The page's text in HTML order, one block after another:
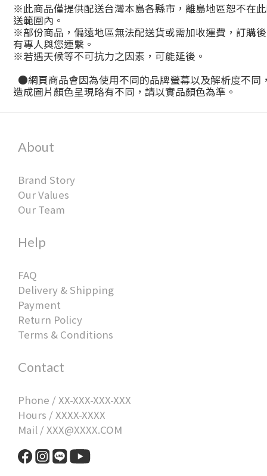
※此商品僅提供配送台灣本島各縣市，離島地區恕不在
送範圍內。
※部份商品，偏遠地區無法配送貨或需加收運費，訂購
有專人與您連繫。
※若遇天候等不可抗力之因素，可能延後。
●網頁商品會因為使用不同的品牌螢幕以及解析度不同
造成圖片顏色呈現略有不同，請以實品顏色為準。
About
Brand Story
Our Values
Our Team
Help
FAQ
Delivery & Shipping
Payment
Return Policy
Terms & Conditions
Contact
Phone / XX-XXX-XXX-XXX
Hours / XXXX-XXXX
Mail / XXX@XXXX.COM